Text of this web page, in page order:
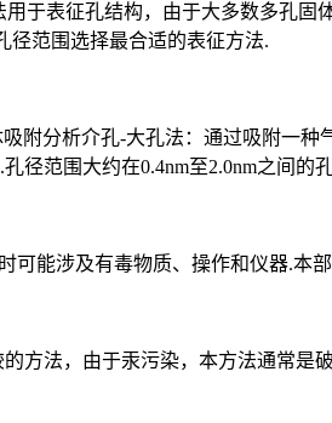
于表征孔结构，由于大多数多孔固
径范围选择最合适的表征方法.
附分析介孔-大孔法：通过吸附一
径范围大约在0.4nm至2.0nm之间的
能涉及有毒物质、操作和仪器.本
方法，由于汞污染，本方法通常是